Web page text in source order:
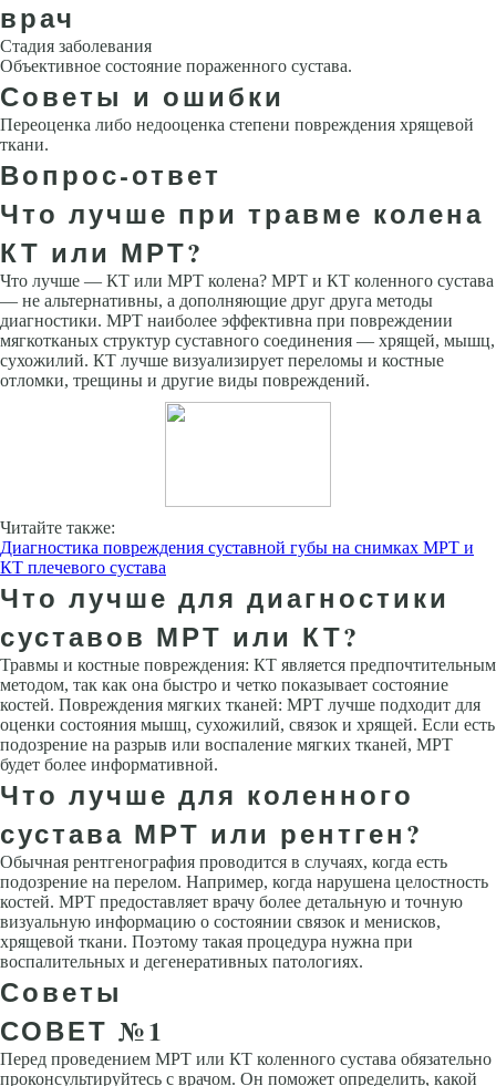
врач
Стадия заболевания
Объективное состояние пораженного сустава.
Советы и ошибки
Переоценка либо недооценка степени повреждения хрящевой
ткани.
Вопрос-ответ
Что лучше при травме колена
КТ или МРТ?
Что лучше — КТ или МРТ колена? МРТ и КТ коленного сустава
— не альтернативны, а дополняющие друг друга методы
диагностики. МРТ наиболее эффективна при повреждении
мягкотканых структур суставного соединения — хрящей, мышц,
сухожилий. КТ лучше визуализирует переломы и костные
отломки, трещины и другие виды повреждений.
Читайте также:
Диагностика повреждения суставной губы на снимках МРТ и
КТ плечевого сустава
Что лучше для диагностики
суставов МРТ или КТ?
Травмы и костные повреждения: КТ является предпочтительным
методом, так как она быстро и четко показывает состояние
костей. Повреждения мягких тканей: МРТ лучше подходит для
оценки состояния мышц, сухожилий, связок и хрящей. Если есть
подозрение на разрыв или воспаление мягких тканей, МРТ
будет более информативной.
Что лучше для коленного
сустава МРТ или рентген?
Обычная рентгенография проводится в случаях, когда есть
подозрение на перелом. Например, когда нарушена целостность
костей. МРТ предоставляет врачу более детальную и точную
визуальную информацию о состоянии связок и менисков,
хрящевой ткани. Поэтому такая процедура нужна при
воспалительных и дегенеративных патологиях.
Советы
СОВЕТ №1
Перед проведением МРТ или КТ коленного сустава обязательно
проконсультируйтесь с врачом. Он поможет определить, какой